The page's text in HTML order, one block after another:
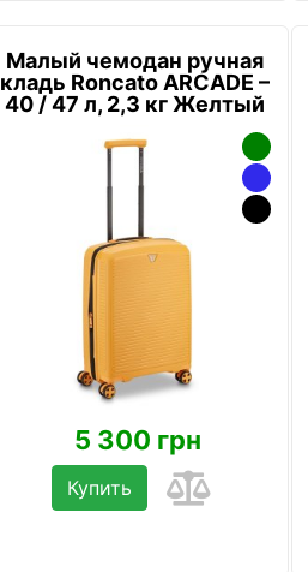
Малый чемодан ручная
кладь Roncato ARCADE –
40 / 47 л, 2,3 кг Желтый
5 300 грн
Купить